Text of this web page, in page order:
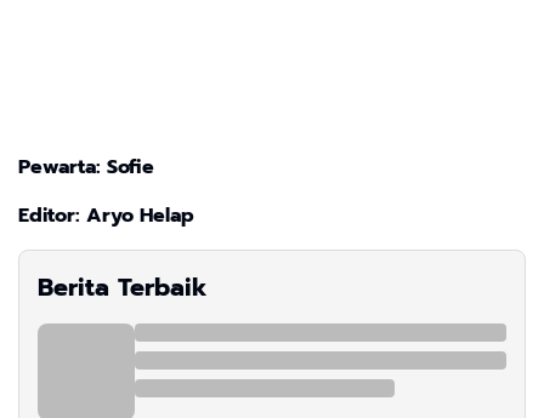
Pewarta: Sofie
Editor: Aryo Helap
Berita Terbaik